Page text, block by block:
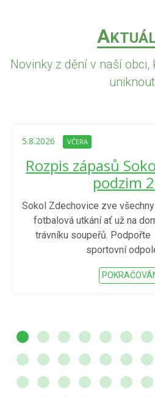
A
Novinky z dění v naší obci,
5.8.2026 VČERA
Rozpis zápasů
podzim
Sokol Zdechovice zve
fotbalová utkání ať už na
trávníku soupeřů. Podpořte
sportovní